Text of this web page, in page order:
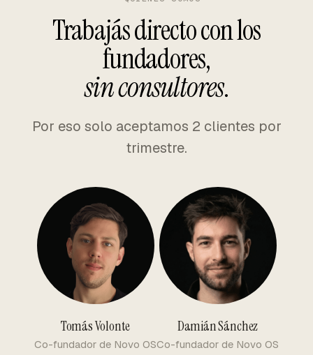
Trabajás directo con los
fundadores,
sin consultores.
Por eso solo aceptamos 2 clientes por
trimestre.
Tomás Volonte
Co-fundador de Novo OS
Damián Sánchez
Co-fundador de Novo OS